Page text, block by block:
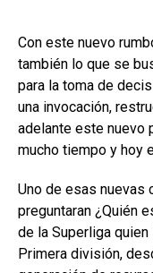
Con este nuevo
también lo que se
para la toma de
una invocación,
adelante este nuevo
mucho tiempo y hoy
Uno de esas nuevas
preguntaran ¿Quién
de la Superliga
Primera división,